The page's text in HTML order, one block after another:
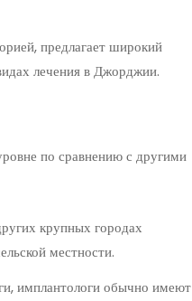
предлагает широкий
лечения в Джорджии.
по сравнению с другими
крупных городах
местности.
имплантологи обычно имеют